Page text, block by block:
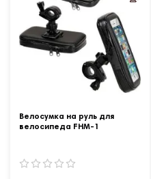
Велосумка на руль для
велосипеда FHM-1